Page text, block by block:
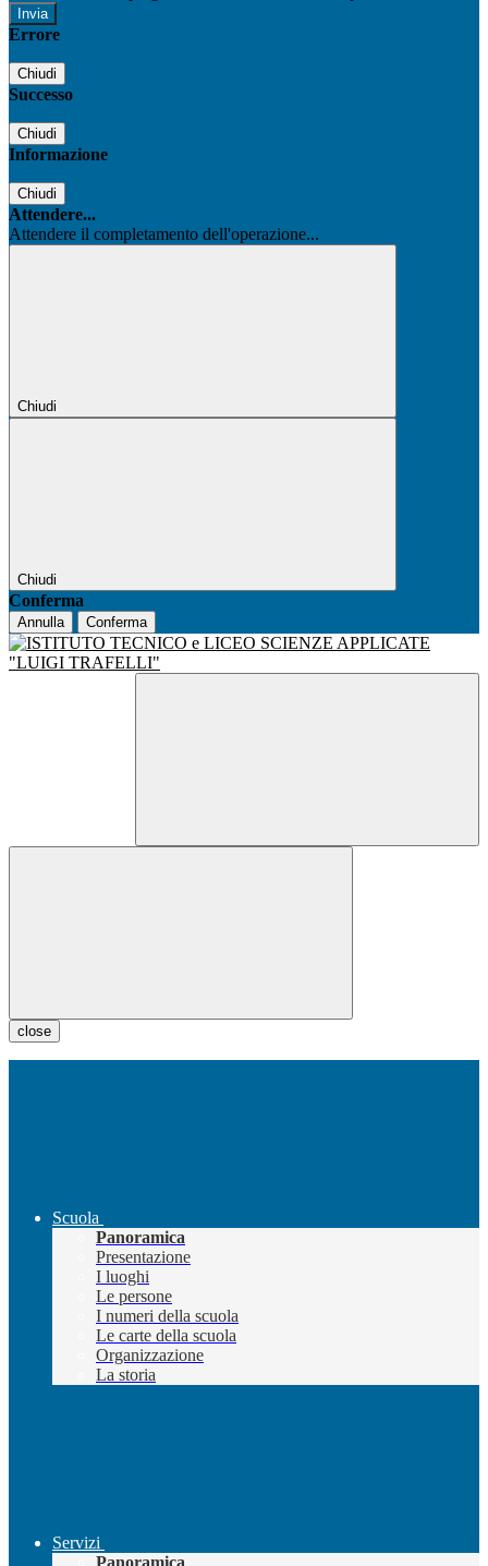
Errore
Chiudi
Successo
Chiudi
Informazione
Chiudi
Attendere...
Attendere il completamento dell'operazione...
Chiudi
Chiudi
Conferma
Annulla Conferma
close
Scuola
Panoramica
Presentazione
I luoghi
Le persone
I numeri della scuola
Le carte della scuola
Organizzazione
La storia
Servizi